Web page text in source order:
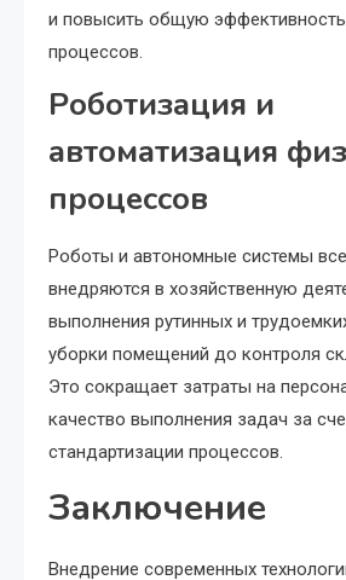
и повысить общую
процессов.
Роботизация и
автоматизация
процессов
Роботы и автономные системы
внедряются в хозяйственную
выполнения рутинных и
уборки помещений до контроля
Это сокращает затраты на
качество выполнения задач за
стандартизации процессов.
Заключение
Внедрение современных